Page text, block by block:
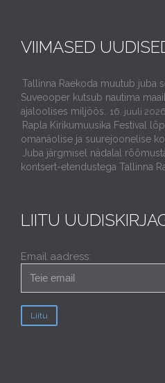
VIIMASED
Tallinna Raekoda muutub juba
Suveooper kutsub nautima
ajaloolises miljöös.
16. juuli 2026
Rapla Kirikumuusika Festival
omanäolise ja suurejoonelise
Juba järgmisel nädalal
kontsert-etendustega Tallinna
LIITU
Email aadress: